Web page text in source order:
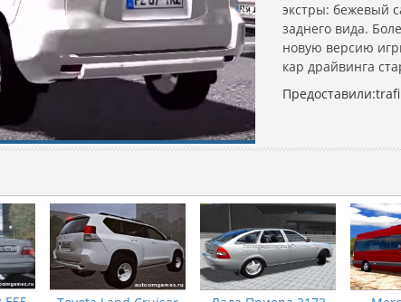
экстры: бежевый
заднего вида.
новую версию
кар драйвинга